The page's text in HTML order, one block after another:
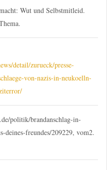
Wut und Selbstmitleid.
detail/zurueck/presse-
von-nazis-in-neukoelln-
politik/brandanschlag-in-
deines-freundes/209229, vom2.